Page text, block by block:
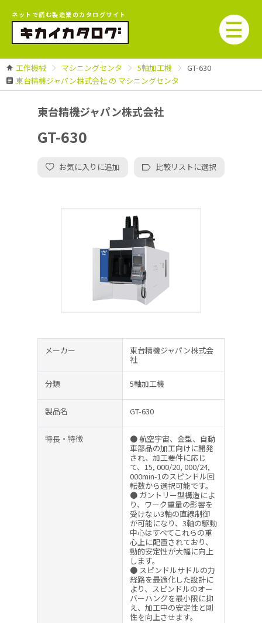
ネットで読む製造業のカタログサイト
工作機械 マシニングセンタ 5軸加工機
GT-630
東台精機ジャパン株式会社 の マシニングセンタ
東台精機ジャパン株式会社
GT-630
お気に入りに追加 比較リストに選択
メーカー
東台精機ジャパン株式会
社
分類 5軸加工機
製品名 GT-630
特長・特徴
● 航空宇宙、金型、自動
車部品の加工向けに開発
され、加工要件に応じ
て、15, 000/20, 000/24,
000min-1のスピンドル回
転数から選択可能です。
● ガントリー型構造によ
り、ワーク重量の影響を
受けない3軸の直線制御
が可能になり、3軸の駆動
中心はすべてこれらの重
心上に配置されており、
動的安定性が大幅に向上
します。
● スピンドルサドルの力
経路を最適化した設計に
より、スピンドルのオー
バーハングを最小限に抑
え、加工中の安定性と剛
性を向上させます。